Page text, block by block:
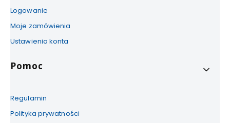
Logowanie
Moje zamówienia
Ustawienia konta
Pomoc
Regulamin
Polityka prywatności